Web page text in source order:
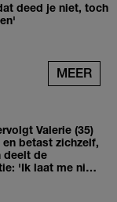
deed je niet, toch
MEER
Valerie (35)
betast zichzelf,
deelt de
'Ik laat me niet